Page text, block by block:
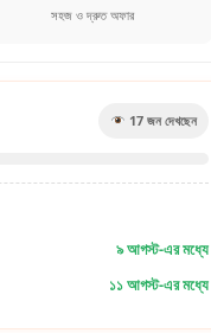
সহজ ও দ্রুত অফার
17 জন দেখছেন
৯ আগস্ট-এর মধ্যে
১১ আগস্ট-এর মধ্যে